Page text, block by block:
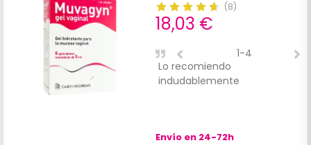
(8)
18,03 €
Lo recomiendo
indudablemente
1-4
Envío en 24-72h